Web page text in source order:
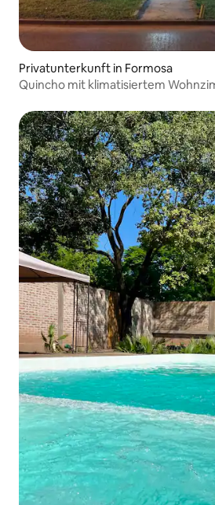
Privatunterkunft in Formosa
Quincho mit klimatisiertem